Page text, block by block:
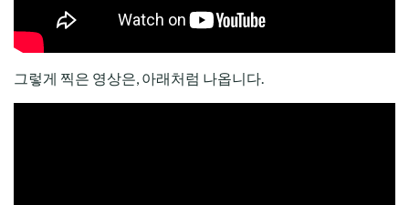
그렇게 찍은 영상은, 아래처럼 나옵니다.